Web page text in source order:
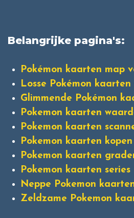
Belangrijke pagina's:
Pokémon kaarten map
Losse Pokémon kaarten
Glimmende Pokémon
Pokemon kaarten
Pokemon kaarten
Pokemon kaarten kopen
Pokemon kaarten
Pokemon kaarten series
Neppe Pokemon
Zeldzame Pokemon